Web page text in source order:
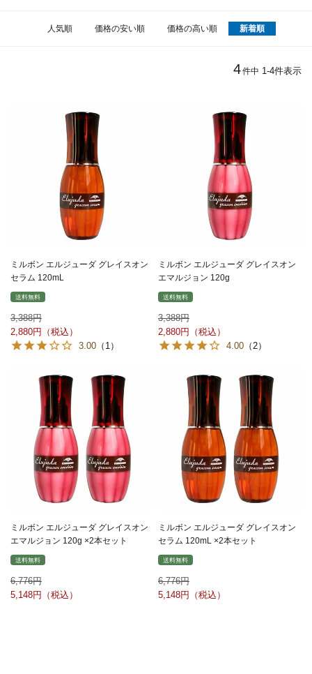
人気順 価格の安い順 価格の高い順 新着順
4件中 1-4件表示
ミルボン エルジューダ グレイスオン
セラム 120mL
送料無料
3,388
2,880
3.00 （1）
ミルボン エルジューダ グレイスオン
エマルジョン 120g
送料無料
3,388
2,880
4.00 （2）
ミルボン エルジューダ グレイスオン
エマルジョン 120g ×2本セット
送料無料
6,776
5,148
ミルボン エルジューダ グレイスオン
セラム 120mL ×2本セット
送料無料
6,776
5,148